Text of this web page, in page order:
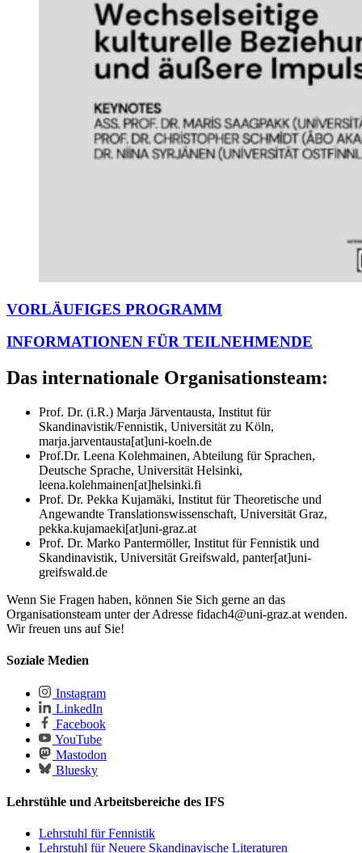
VORLÄUFIGES PROGRAMM
INFORMATIONEN FÜR TEILNEHMENDE
Das internationale Organisationsteam:
Prof. Dr. (i.R.) Marja Järventausta, Institut für
Skandinavistik/Fennistik, Universität zu Köln,
marja.jarventausta[at]uni-koeln.de
Prof.Dr. Leena Kolehmainen, Abteilung für Sprachen,
Deutsche Sprache, Universität Helsinki,
leena.kolehmainen[at]helsinki.fi
Prof. Dr. Pekka Kujamäki, Institut für Theoretische und
Angewandte Translationswissenschaft, Universität Graz,
pekka.kujamaeki[at]uni-graz.at
Prof. Dr. Marko Pantermöller, Institut für Fennistik und
Skandinavistik, Universität Greifswald, panter[at]uni-
greifswald.de
Wenn Sie Fragen haben, können Sie Sich gerne an das
Organisationsteam unter der Adresse fidach4@uni-graz.at wenden.
Wir freuen uns auf Sie!
Soziale Medien
Instagram
LinkedIn
Facebook
YouTube
Mastodon
Bluesky
Lehrstühle und Arbeitsbereiche des IFS
Lehrstuhl für Fennistik
Lehrstuhl für Neuere Skandinavische Literaturen